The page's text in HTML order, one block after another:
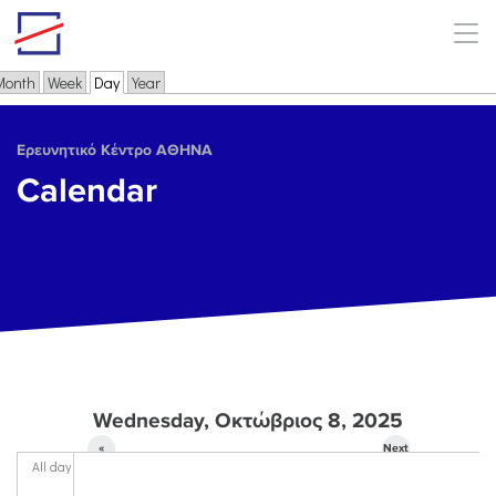
Skip to main content
Primary tabs
Week Day(active tab)
Year
Ερευνητικό Κέντρο ΑΘΗΝΑ
Calendar
Wednesday, Οκτώβριος 8, 2025
«
Next
All day